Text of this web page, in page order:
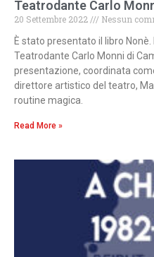
Teatrodante Carlo
20 Settembre 2022
Nessun
È stato presentato il libro Nonè.
Teatrodante Carlo Monni di
presentazione, coordinata
direttore artistico del teatro,
routine magica.
Read More »